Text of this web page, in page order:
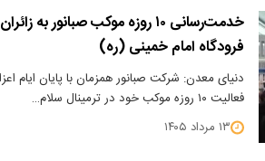
خدمت‌رسانی ۱۰ روزه موکب صبانور
فرودگاه امام خمینی (ره)
دنیای معدن: شرکت صبانور همزمان با پایان ایام
فعالیت ۱۰ روزه موکب خود در ترمینال سلام…
۱۳ مرداد ۱۴۰۵